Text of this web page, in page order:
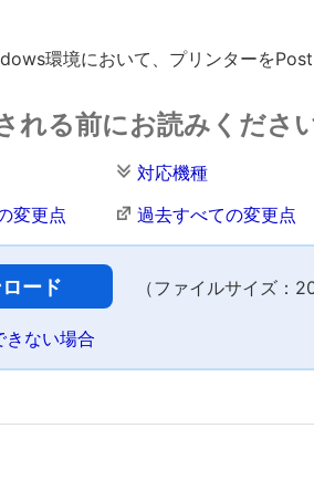
環境において、プリンターを
れる前にお読みくださ
対応機種
変更点
過去すべての変更点
ード （ファイルサイズ：
きない場合